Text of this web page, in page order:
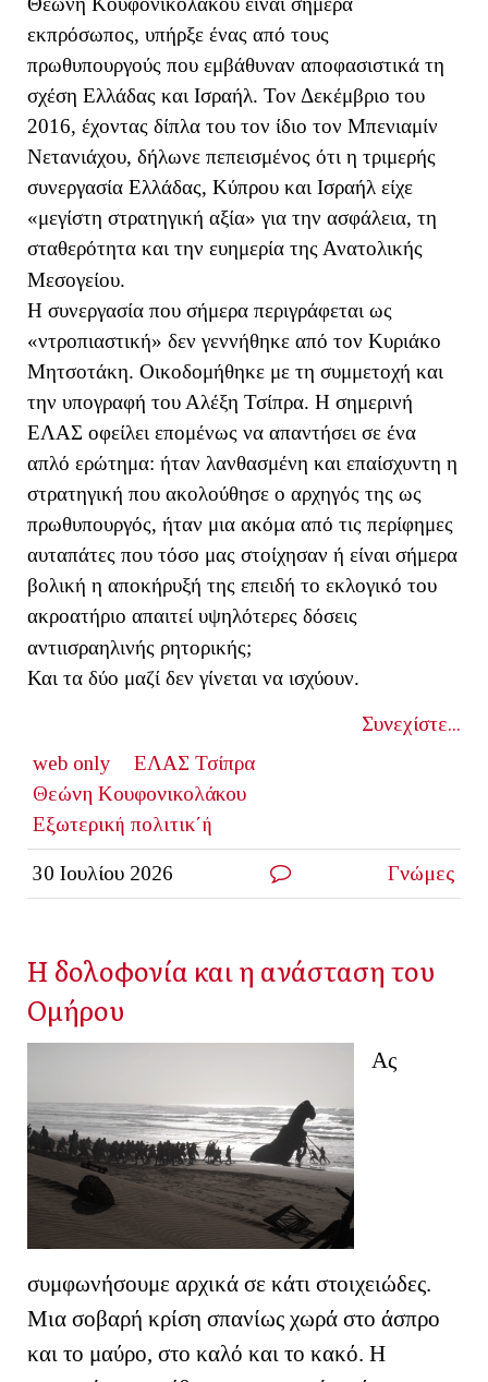
εκπρόσωπος, υπήρξε ένας από τους
πρωθυπουργούς που εμβάθυναν αποφασιστικά τη
σχέση Ελλάδας και Ισραήλ. Τον Δεκέμβριο του
2016, έχοντας δίπλα του τον ίδιο τον Μπενιαμίν
Νετανιάχου, δήλωνε πεπεισμένος ότι η τριμερής
συνεργασία Ελλάδας, Κύπρου και Ισραήλ είχε
«μεγίστη στρατηγική αξία» για την ασφάλεια, τη
σταθερότητα και την ευημερία της Ανατολικής
Μεσογείου.
Η συνεργασία που σήμερα περιγράφεται ως
«ντροπιαστική» δεν γεννήθηκε από τον Κυριάκο
Μητσοτάκη. Οικοδομήθηκε με τη συμμετοχή και
την υπογραφή του Αλέξη Τσίπρα. Η σημερινή
ΕΛΑΣ οφείλει επομένως να απαντήσει σε ένα
απλό ερώτημα: ήταν λανθασμένη και επαίσχυντη η
στρατηγική που ακολούθησε ο αρχηγός της ως
πρωθυπουργός, ήταν μια ακόμα από τις περίφημες
αυταπάτες που τόσο μας στοίχησαν ή είναι σήμερα
βολική η αποκήρυξή της επειδή το εκλογικό του
ακροατήριο απαιτεί υψηλότερες δόσεις
αντιισραηλινής ρητορικής;
Και τα δύο μαζί δεν γίνεται να ισχύουν.
Συνεχίστε...
web only
ΕΛΑΣ Τσίπρα
Θεώνη Κουφονικολάκου
Εξωτερική πολιτικ΄ή
30 Ιουλίου 2026 Γνώμες
Η δολοφονία και η ανάσταση του
Ομήρου
Ας
συμφωνήσουμε αρχικά σε κάτι στοιχειώδες.
Μια σοβαρή κρίση σπανίως χωρά στο άσπρο
και το μαύρο, στο καλό και το κακό. Η